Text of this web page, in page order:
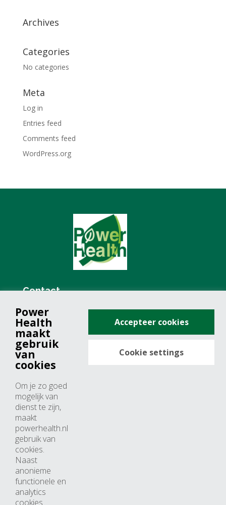
Archives
Categories
No categories
Meta
Log in
Entries feed
Comments feed
WordPress.org
Contact
+31 (0)76 571 19 68
info@powerhealth.nl
Adresse
4817 ZH breda
Nederland
Horaires d’ouvertures
Du lundi au jeudi: 09:00 – 17:00
Vendredi: 09:00 – 15:00
Power
Health
maakt
gebruik
van
cookies
Om je zo goed
mogelijk van
dienst te zijn,
maakt
powerhealth.nl
gebruik van
cookies.
Naast
anonieme
functionele en
analytics
cookies
Accepteer cookies
Cookie settings